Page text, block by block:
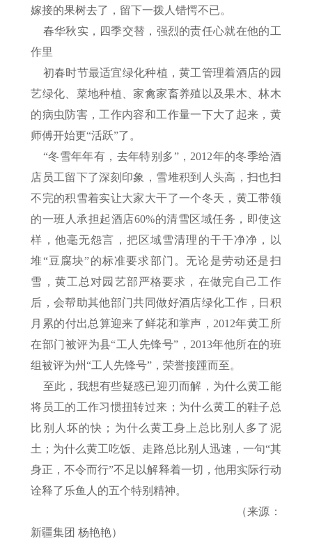
嫁接的果树去了，留下一拨人错愕不已。
春华秋实，四季交替，强烈的责任心就在他的工
作里
初春时节最适宜绿化种植，黄工管理着酒店的园
艺绿化、菜地种植、家禽家畜养殖以及果木、林木
的病虫防害，工作内容和工作量一下大了起来，黄
师傅开始更“活跃”了。
“冬雪年年有，去年特别多”，2012年的冬季给酒
店员工留下了深刻印象，雪堆积到人头高，扫也扫
不完的积雪着实让大家大干了一个冬天，黄工带领
的一班人承担起酒店60%的清雪区域任务，即使这
样，他毫无怨言，把区域雪清理的干干净净，以
堆“豆腐块”的标准要求部门。无论是劳动还是扫
雪，黄工总对园艺部严格要求，在做完自己工作
后，会帮助其他部门共同做好酒店绿化工作，日积
月累的付出总算迎来了鲜花和掌声，2012年黄工所
在部门被评为县“工人先锋号”，2013年他所在的班
组被评为州“工人先锋号”，荣誉接踵而至。
至此，我想有些疑惑已迎刃而解，为什么黄工能
将员工的工作习惯扭转过来；为什么黄工的鞋子总
比别人坏的快；为什么黄工身上总比别人多了泥
土；为什么黄工吃饭、走路总比别人迅速，一句“其
身正，不令而行”不足以解释着一切，他用实际行动
诠释了乐鱼人的五个特别精神。
（来源：
新疆集团 杨艳艳）